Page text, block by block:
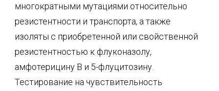
многократными мутациями относительно
резистентности и транспорта, а также
изоляты с приобретенной или свойственной
резистентностью к флуконазолу,
амфотерицину В и 5-флуцитозину.
Тестирование на чувствительность